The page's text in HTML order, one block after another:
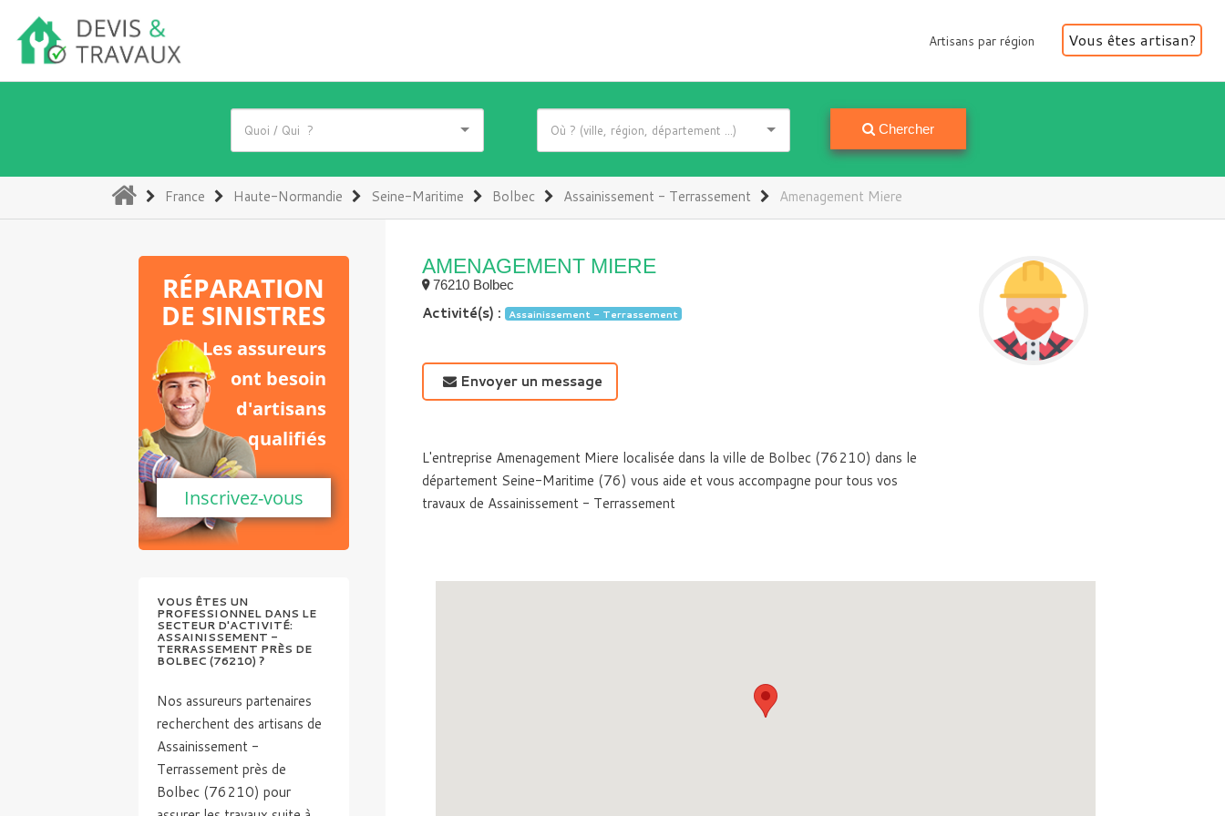
Artisans par région
Artisans par région Vous êtes artisan?
Chercher
(current)
France Haute-Normandie Seine-Maritime Bolbec Assainissement - Terrassement Amenagement Miere
AMENAGEMENT MIERE
76210 Bolbec
Activité(s) : Assainissement - Terrassement
Envoyer un message
L'entreprise Amenagement Miere localisée dans la ville de Bolbec (76210) dans le
département Seine-Maritime (76) vous aide et vous accompagne pour tous vos
travaux de Assainissement - Terrassement
RÉPARATION
DE SINISTRES
Les assureurs
ont besoin
d'artisans
qualifiés
Inscrivez-vous
VOUS ÊTES UN
PROFESSIONNEL DANS LE
SECTEUR D'ACTIVITÉ:
ASSAINISSEMENT -
TERRASSEMENT PRÈS DE
BOLBEC (76210) ?
Nos assureurs partenaires
recherchent des artisans de
Assainissement -
Terrassement près de
Bolbec (76210) pour